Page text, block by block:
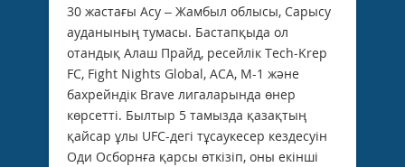
30 жастағы Асу – Жамбыл облысы, Сарысу
ауданының тумасы. Бастапқыда ол
отандық Алаш Прайд, ресейлік Tech-Krep
FC, Fight Nights Global, АСА, М-1 және
бахрейндік Brave лигаларында өнер
көрсетті. Былтыр 5 тамызда қазақтың
қайсар ұлы UFC-дегі тұсаукесер кездесуін
Оди Осборнға қарсы өткізіп, оны екінші